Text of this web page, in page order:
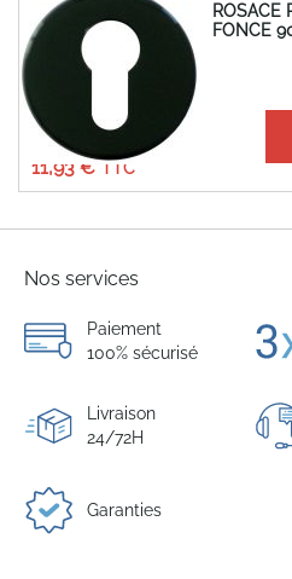
ROSACE
FONCE
À partir de
11,93 €
9,94 €
Nos services
Paiement
100% sécurisé
Livraison
24/72H
Garanties